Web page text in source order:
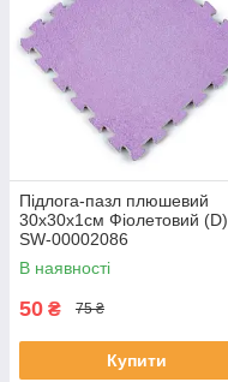
Підлога-пазл плюшевий
30х30х1см Фіолетовий (D)
SW-00002086
В наявності
50 ₴ 75 ₴
Купити